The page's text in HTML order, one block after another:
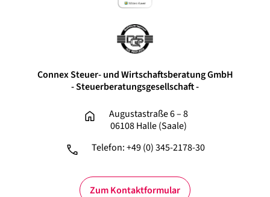
Connex Steuer- und Wirtschaftsberatung GmbH
- Steuerberatungsgesellschaft -
Augustastraße 6 – 8
06108 Halle (Saale)
Telefon: +49 (0) 345-2178-30
Zum Kontaktformular